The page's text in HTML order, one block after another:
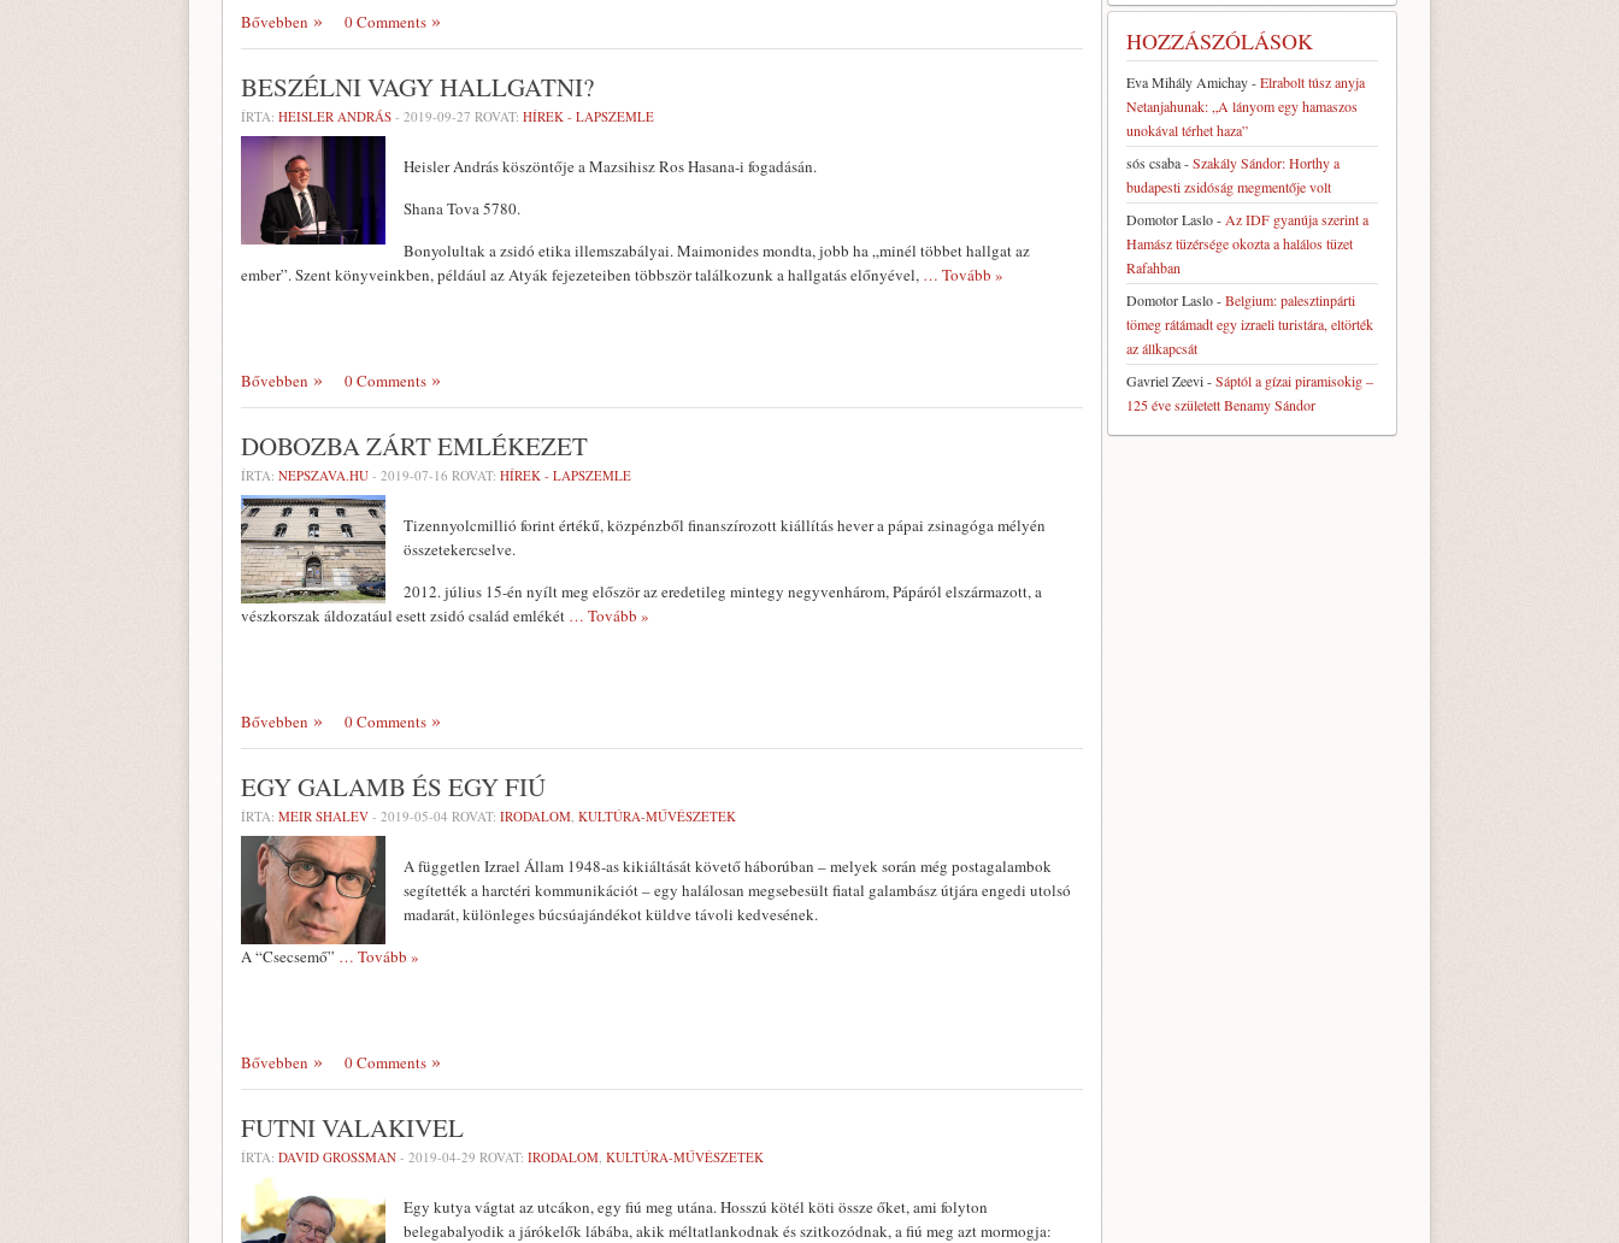
Bővebben 0 Comments
BESZÉLNI VAGY HALLGATNI?
ÍRTA: HEISLER ANDRÁS - 2019-09-27 ROVAT: HÍREK - LAPSZEMLE
Heisler András köszöntője a Mazsihisz Ros Hasana-i fogadásán.
Shana Tova 5780.
Bonyolultak a zsidó etika illemszabályai. Maimonides mondta, jobb ha „minél többet hallgat az
ember”. Szent könyveinkben, például az Atyák fejezeteiben többször találkozunk a hallgatás előnyével, … Tovább »
Bővebben 0 Comments
DOBOZBA ZÁRT EMLÉKEZET
ÍRTA: NEPSZAVA.HU - 2019-07-16 ROVAT: HÍREK - LAPSZEMLE
Tizennyolcmillió forint értékű, közpénzből finanszírozott kiállítás hever a pápai zsinagóga mélyén
összetekercselve.
2012. július 15-én nyílt meg először az eredetileg mintegy negyvenhárom, Pápáról elszármazott, a
vészkorszak áldozatául esett zsidó család emlékét … Tovább »
Bővebben 0 Comments
EGY GALAMB ÉS EGY FIÚ
ÍRTA: MEIR SHALEV - 2019-05-04 ROVAT: IRODALOM, KULTÚRA-MŰVÉSZETEK
A független Izrael Állam 1948-as kikiáltását követő háborúban – melyek során még postagalambok
segítették a harctéri kommunikációt – egy halálosan megsebesült fiatal galambász útjára engedi utolsó
madarát, különleges búcsúajándékot küldve távoli kedvesének.
A “Csecsemő” … Tovább »
Bővebben 0 Comments
FUTNI VALAKIVEL
ÍRTA: DAVID GROSSMAN - 2019-04-29 ROVAT: IRODALOM, KULTÚRA-MŰVÉSZETEK
Egy kutya vágtat az utcákon, egy fiú meg utána. Hosszú kötél köti össze őket, ami folyton
belegabalyodik a járókelők lábába, akik méltatlankodnak és szitkozódnak, a fiú meg azt mormogja:
HOZZÁSZÓLÁSOK
Eva Mihály Amichay-Elrabolt túsz anyja
Netanjahunak: „A lányom egy hamaszos
unokával térhet haza”
sós csaba-Szakály Sándor: Horthy a
budapesti zsidóság megmentője volt
Domotor Laslo- Az IDF gyanúja szerint a
Hamász tüzérsége okozta a halálos tüzet
Rafahban
Domotor Laslo-Belgium: palesztinpárti
tömeg rátámadt egy izraeli turistára, eltörték
az állkapcsát
Gavriel Zeevi-Sáptól a gízai piramisokig –
125 éve született Benamy Sándor